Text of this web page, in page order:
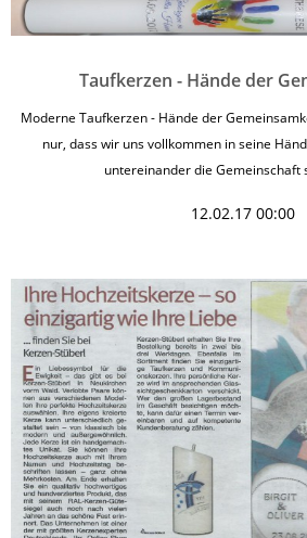
Taufkerzen - Hände der
Moderne Taufkerzen - Hände der
nur, dass wir uns vollkommen in seine
untereinander die Gemeinschaft
12.02.17 00:00